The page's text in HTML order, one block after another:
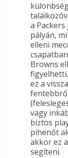
a
pályán,
elleni
Browns
ez a
vagy
biztos
pihenőt
akkor ez
segíteni.